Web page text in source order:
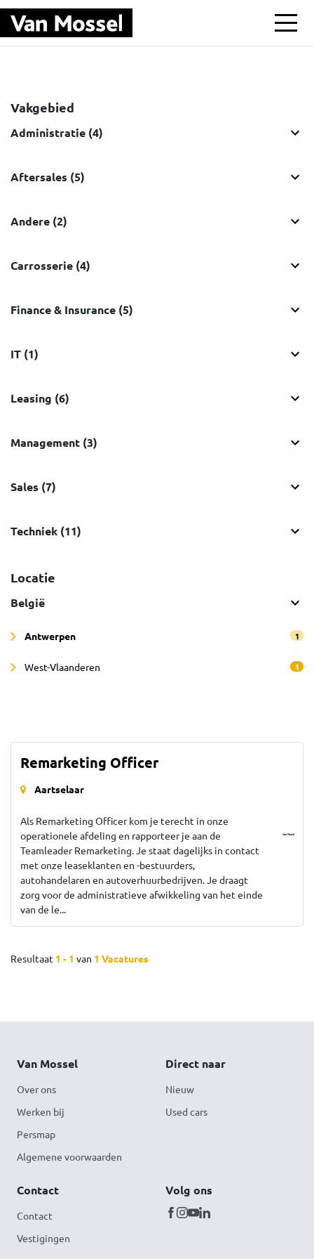
Ga naar hoofdinhoud
Vakgebied
Administratie (4)
Aftersales (5)
Andere (2)
Carrosserie (4)
Finance & Insurance (5)
IT (1)
Leasing (6)
Management (3)
Sales (7)
Techniek (11)
Locatie
België
Antwerpen 1
West-Vlaanderen 1
Remarketing Officer
Aartselaar
Als Remarketing Officer kom je terecht in onze
operationele afdeling en rapporteer je aan de
Teamleader Remarketing. Je staat dagelijks in contact
met onze leaseklanten en -bestuurders,
autohandelaren en autoverhuurbedrijven. Je draagt
zorg voor de administratieve afwikkeling van het einde
van de le...
Resultaat 1 - 1 van 1 Vacatures
Van Mossel
Over ons
Werken bij
Persmap
Algemene voorwaarden
Direct naar
Nieuw
Used cars
Contact
Contact
Vestigingen
Volg ons